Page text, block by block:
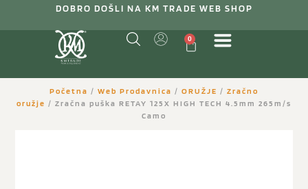
DOBRO DOŠLI NA KM TRADE WEB SHOP
0
Početna / Web Prodavnica / ORUŽJE / Zračno
oružje / Zračna puška RETAY 125X HIGH TECH 4.5mm 265m/s
Camo